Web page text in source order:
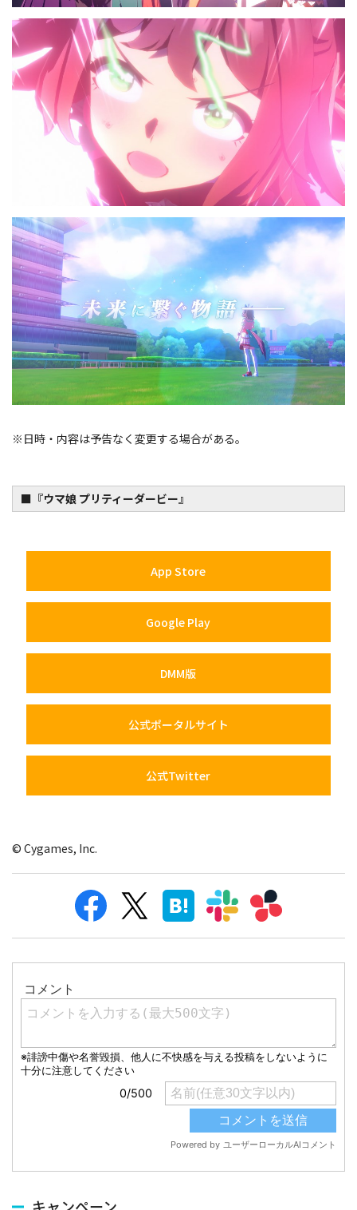
※日時・内容は予告なく変更する場合がある。
■『ウマ娘 プリティーダービー』
App Store
Google Play
DMM版
公式ポータルサイト
公式Twitter
© Cygames, Inc.